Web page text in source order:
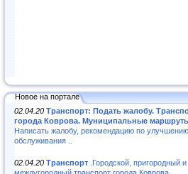
Новое на портале
02.04.20 Транспорт: Подать жалобу.
города Коврова. Муниципальные
Написать жалобу, рекомендацию по
обслуживания ..
02.04.20 Транспорт .Городской, пригородный и
междугородный транспорт города Коврова..